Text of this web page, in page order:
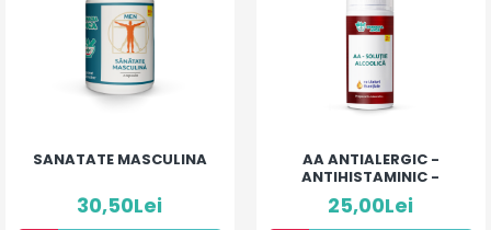
SANATATE MASCULINA
30,50Lei
AA ANTIALERGIC -
ANTIHISTAMINIC -
SOLUȚIE ALCOOLICĂ CU
10% ULEIURI ESENȚIALE
25,00Lei